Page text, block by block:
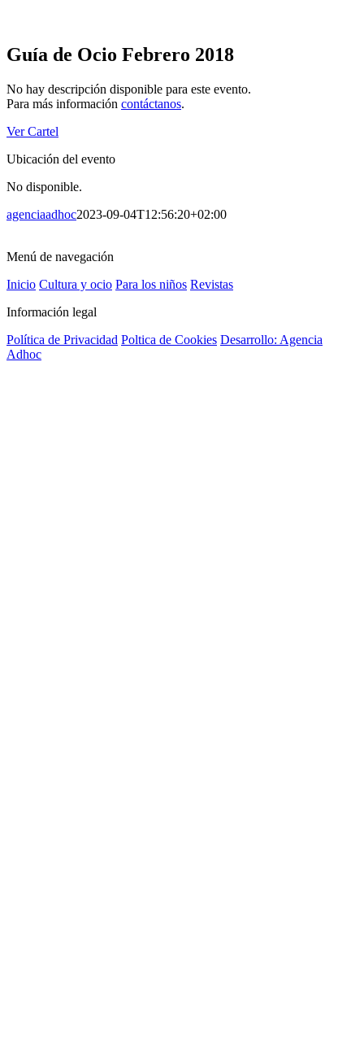
Guía de Ocio Febrero 2018
No hay descripción disponible para este evento.
Para más información contáctanos.
Ver Cartel
Ubicación del evento
No disponible.
agenciaadhoc2023-09-04T12:56:20+02:00
Menú de navegación
Inicio Cultura y ocio Para los niños Revistas
Información legal
Política de Privacidad Poltica de Cookies Desarrollo: Agencia
Adhoc